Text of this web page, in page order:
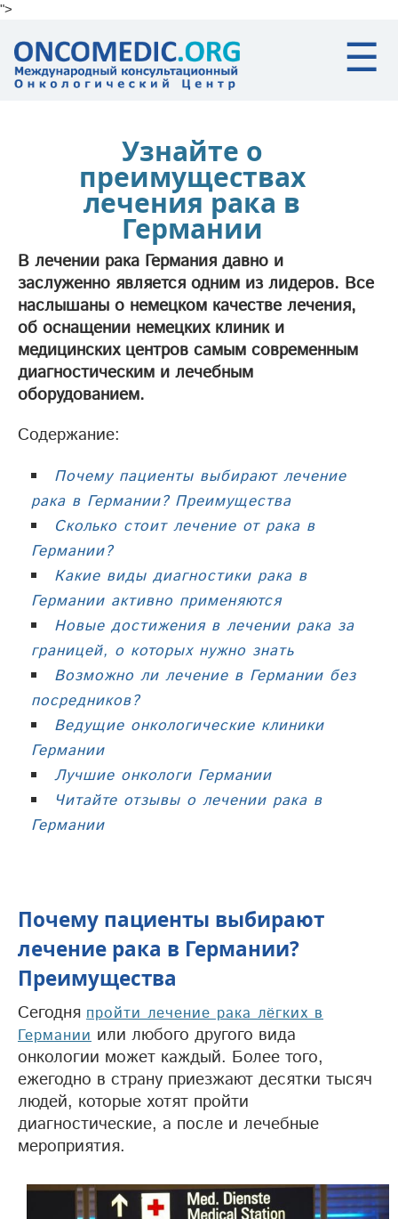
">
☰
Узнайте о
преимуществах
лечения рака в
Германии
В лечении рака Германия давно и
заслуженно является одним из лидеров. Все
наслышаны о немецком качестве лечения,
об оснащении немецких клиник и
медицинских центров самым современным
диагностическим и лечебным
оборудованием.
Содержание:
Почему пациенты выбирают лечение
рака в Германии? Преимущества
Сколько стоит лечение от рака в
Германии?
Какие виды диагностики рака в
Германии активно применяются
Новые достижения в лечении рака за
границей, о которых нужно знать
Возможно ли лечение в Германии без
посредников?
Ведущие онкологические клиники
Германии
Лучшие онкологи Германии
Читайте отзывы о лечении рака в
Германии
Почему пациенты выбирают
лечение рака в Германии?
Преимущества
Сегодня пройти лечение рака лёгких в
Германии или любого другого вида
онкологии может каждый. Более того,
ежегодно в страну приезжают десятки тысяч
людей, которые хотят пройти
диагностические, а после и лечебные
мероприятия.